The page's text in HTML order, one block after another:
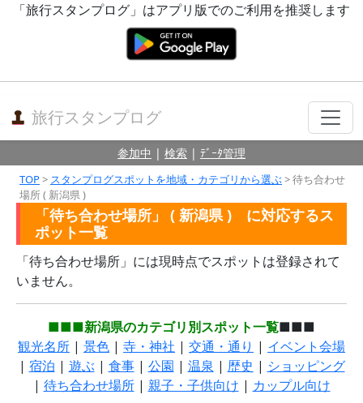
「旅行スタンプログ」はアプリ版でのご利用を推奨します
旅行スタンプログ
参加中 | 検索 | ﾃﾞｰﾀ管理
TOP> スタンプログスポットを地域・カテゴリから選ぶ> 待ち合わせ
場所 ( 新潟県 )
「待ち合わせ場所」 ( 新潟県 ) に対応するス
ポット一覧
「待ち合わせ場所」には現時点でスポットは登録されて
いません。
■■■新潟県のカテゴリ別スポット一覧■■■
観光名所 | 景色 | 寺・神社 | 交通・通り | イベント会場
| 宿泊 | 遊ぶ| 食事| 公園 | 温泉 | 歴史 | ショッピング
| 待ち合わせ場所| 親子・子供向け | カップル向け